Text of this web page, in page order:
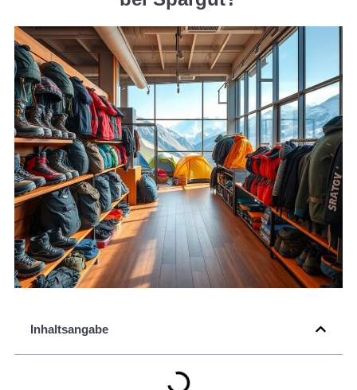
Inhaltsangabe